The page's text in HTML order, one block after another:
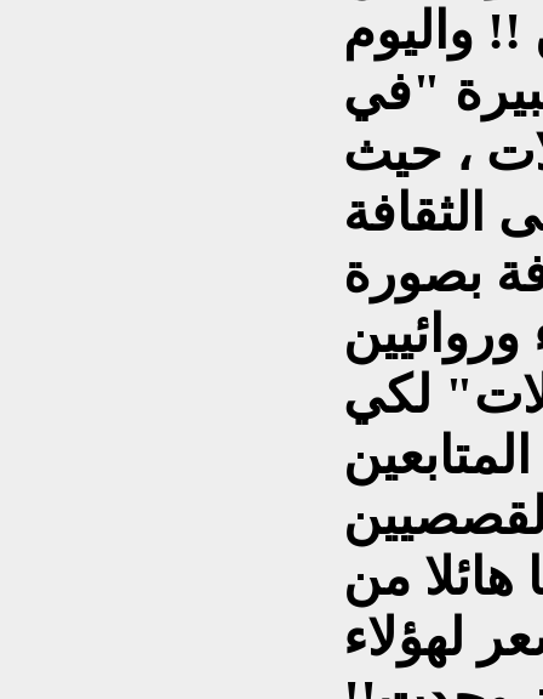
واليوم
"في
، حيث
الثقافة
بصورة
لكي
هائلا من
لهؤلاء